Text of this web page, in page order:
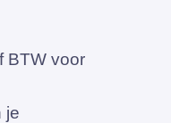
BTW voor
je